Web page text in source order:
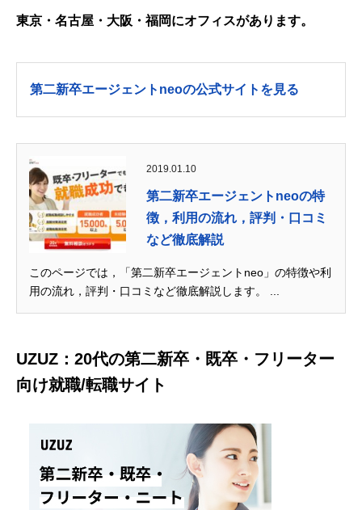
東京・名古屋・大阪・福岡にオフィスがあります。
第二新卒エージェントneoの公式サイトを見る
2019.01.10
第二新卒エージェントneoの特
徴，利用の流れ，評判・口コミ
など徹底解説
このページでは，「第二新卒エージェントneo」の特徴や利
用の流れ，評判・口コミなど徹底解説します。 ...
UZUZ：20代の第二新卒・既卒・フリーター
向け就職/転職サイト